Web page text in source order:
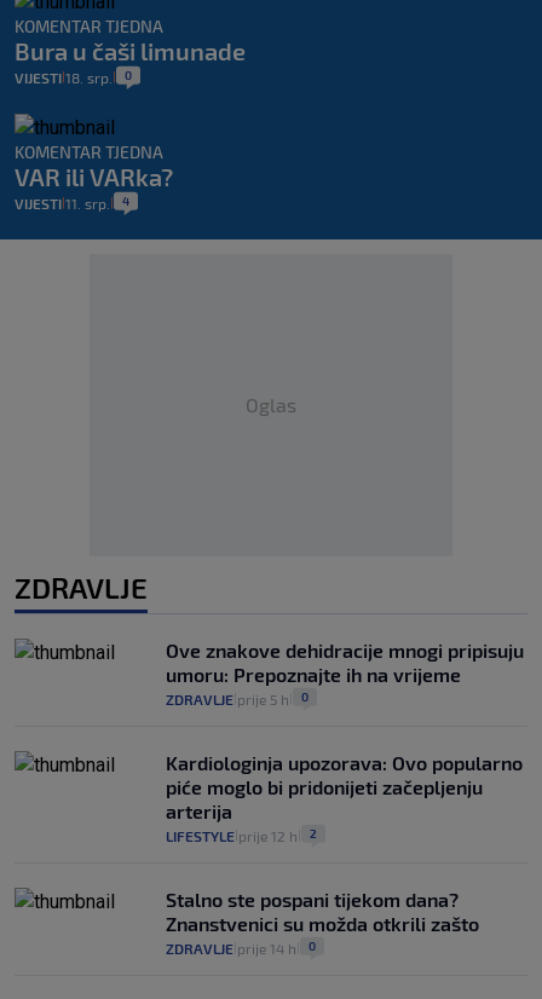
KOMENTAR TJEDNA
Bura u čaši limunade
VIJESTI 18. srp. 0
KOMENTAR TJEDNA
VAR ili VARka?
VIJESTI 11. srp. 4
Oglas
ZDRAVLJE
Ove znakove dehidracije mnogi pripisuju
umoru: Prepoznajte ih na vrijeme
ZDRAVLJE prije 5 h 0
Kardiologinja upozorava: Ovo popularno
piće moglo bi pridonijeti začepljenju
arterija
LIFESTYLE prije 12 h 2
Stalno ste pospani tijekom dana?
Znanstvenici su možda otkrili zašto
ZDRAVLJE prije 14 h 0